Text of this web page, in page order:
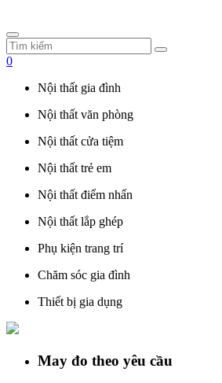
0
Nội thất gia đình
Nội thất văn phòng
Nội thất cửa tiệm
Nội thất trẻ em
Nội thất điểm nhấn
Nội thất lắp ghép
Phụ kiện trang trí
Chăm sóc gia đình
Thiết bị gia dụng
May đo theo yêu cầu